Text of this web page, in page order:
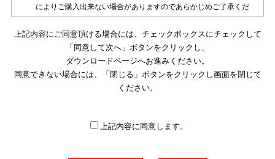
によりご購入出来ない場合がありますのであらかじめご了承くだ
本サイトに公開されている取扱説明書は、製品が発売された時点
のものを掲載しております。従いまして本サイトに掲載されてい
る取扱説明書の記載内容とお客さまがお持ちの製品の仕様がその
後のマイナーチェンジ等で変更になる場合がございます。本サイ
トに公開されている取扱説明書の内容とお手持ちの製品の仕様に
上記内容にご同意頂ける場合には、チェックボックスにチェックして
「同意して次へ」ボタンをクリックし、
ダウンロードページへお進みください。
同意できない場合には、「閉じる」ボタンをクリックし画面を閉じて
ください。
上記内容に同意します。